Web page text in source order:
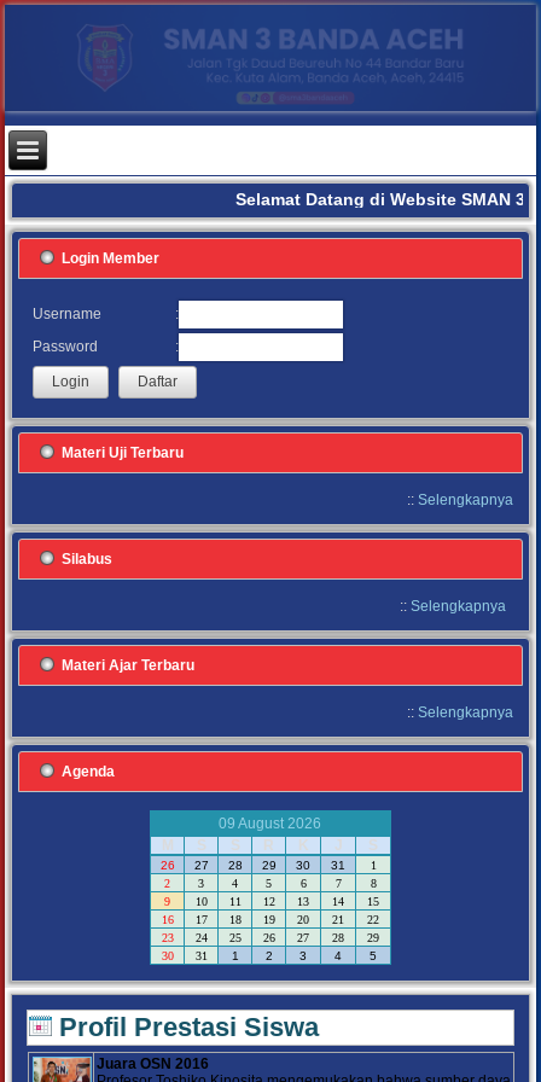
Selamat Datang di Website SMAN 3
Login Member
Username
:
Password
:
Materi Uji Terbaru
:: Selengkapnya
Silabus
:: Selengkapnya
Materi Ajar Terbaru
:: Selengkapnya
Agenda
09 August 2026
M
S S R K J S
26 27 28 29 30 31
1
2
3 4 5 6 7
8
9
10 11 12 13 14
15
16
17 18 19 20 21
22
23
24 25 26 27 28
29
30
31 1 2 3 4 5
Profil Prestasi Siswa
Juara OSN 2016